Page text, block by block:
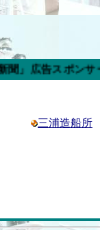
ポンサー企業
三浦造船所